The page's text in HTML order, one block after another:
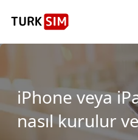
iPhone veya
nasıl kurulur